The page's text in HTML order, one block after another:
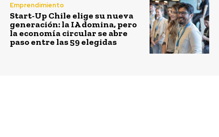
Emprendimiento
Start-Up Chile elige su nueva
generación: la IA domina, pero
la economía circular se abre
paso entre las 59 elegidas